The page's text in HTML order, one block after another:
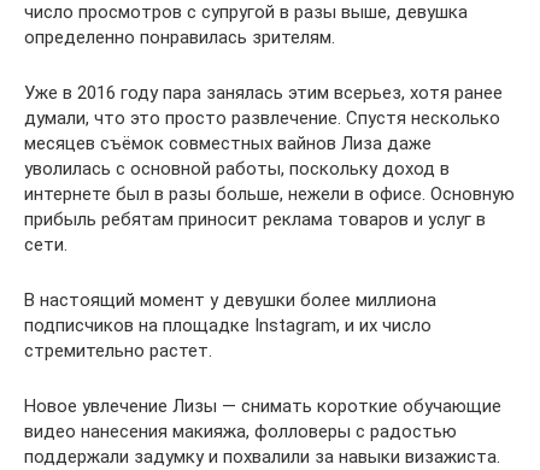
число просмотров с супругой в разы выше, девушка
определенно понравилась зрителям.
Уже в 2016 году пара занялась этим всерьез, хотя ранее
думали, что это просто развлечение. Спустя несколько
месяцев съёмок совместных вайнов Лиза даже
уволилась с основной работы, поскольку доход в
интернете был в разы больше, нежели в офисе. Основную
прибыль ребятам приносит реклама товаров и услуг в
сети.
В настоящий момент у девушки более миллиона
подписчиков на площадке Instagram, и их число
стремительно растет.
Новое увлечение Лизы — снимать короткие обучающие
видео нанесения макияжа, фолловеры с радостью
поддержали задумку и похвалили за навыки визажиста.